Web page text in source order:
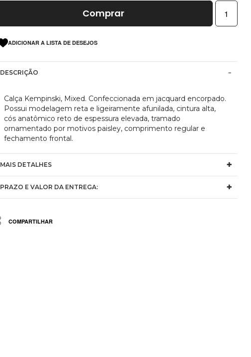
Comprar
ADICIONAR A LISTA DE DESEJOS
DESCRIÇÃO
Calça Kempinski, Mixed. Confeccionada em jacquard encorpado.
Possui modelagem reta e ligeiramente afunilada, cintura alta,
cós anatômico reto de espessura elevada, tramado
ornamentado por motivos paisley, comprimento regular e
fechamento frontal.
MAIS DETALHES
PRAZO E VALOR DA ENTREGA:
Share